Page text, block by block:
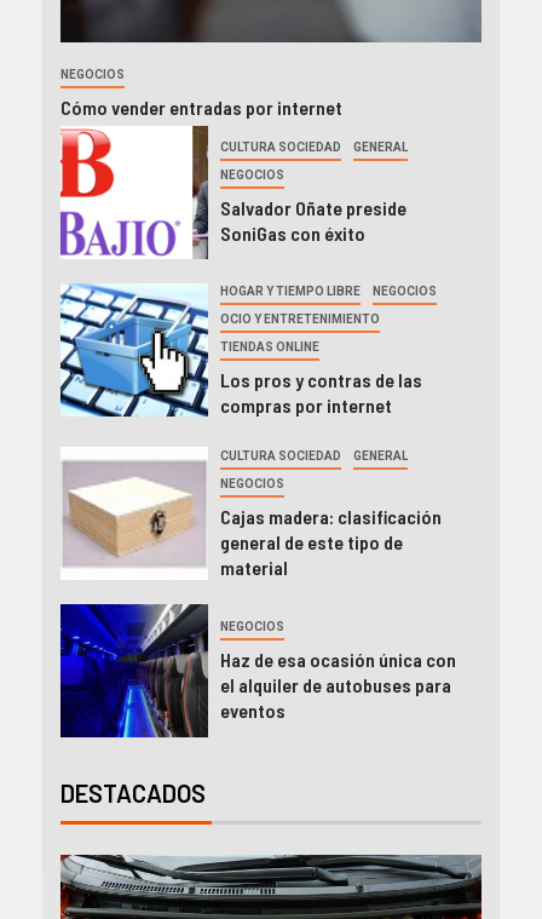
NEGOCIOS
Cómo vender entradas por internet
CULTURA SOCIEDAD GENERAL
NEGOCIOS
Salvador Oñate preside
SoniGas con éxito
HOGAR Y TIEMPO LIBRE NEGOCIOS
OCIO Y ENTRETENIMIENTO
TIENDAS ONLINE
Los pros y contras de las
compras por internet
CULTURA SOCIEDAD GENERAL
NEGOCIOS
Cajas madera: clasificación
general de este tipo de
material
NEGOCIOS
Haz de esa ocasión única con
el alquiler de autobuses para
eventos
DESTACADOS